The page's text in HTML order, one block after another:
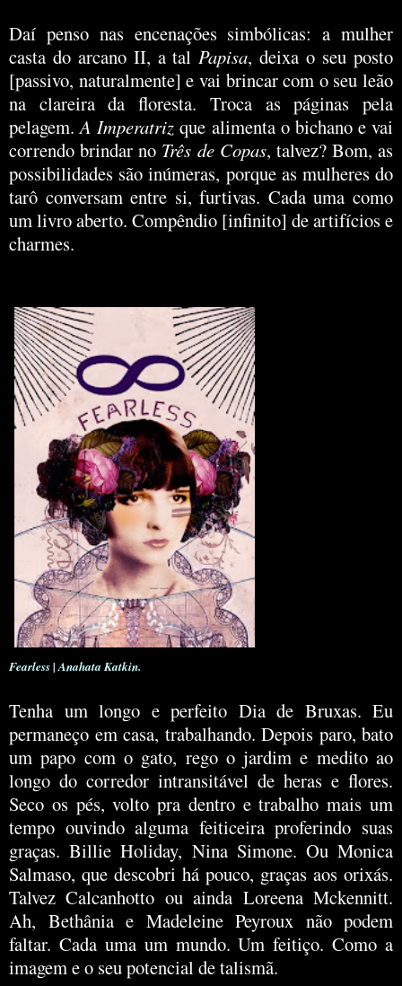
Daí penso nas encenações simbólicas: a mulher
casta do arcano II, a talPapisa, deixa o seu posto
[passivo, naturalmente] e vai brincar com o seu leão
na clareira da floresta. Troca as páginas pela
pelagem.A Imperatriz que alimenta o bichano e vai
correndo brindar no Três de Copas, talvez? Bom, as
possibilidades são inúmeras, porque as mulheres do
tarô conversam entre si, furtivas. Cada uma como
um livro aberto. Compêndio [infinito] de artifícios e
charmes.
Fearless | Anahata Katkin.
Tenha um longo e perfeito Dia de Bruxas. Eu
permaneço em casa, trabalhando. Depois paro, bato
um papo com o gato, rego o jardim e medito ao
longo do corredor intransitável de heras e flores.
Seco os pés, volto pra dentro e trabalho mais um
tempo ouvindo alguma feiticeira proferindo suas
graças. Billie Holiday, Nina Simone. Ou Monica
Salmaso, que descobri há pouco, graças aos orixás.
Talvez Calcanhotto ou ainda Loreena Mckennitt.
Ah, Bethânia e Madeleine Peyroux não podem
faltar. Cada uma um mundo. Um feitiço. Como a
imagem e o seu potencial de talismã.